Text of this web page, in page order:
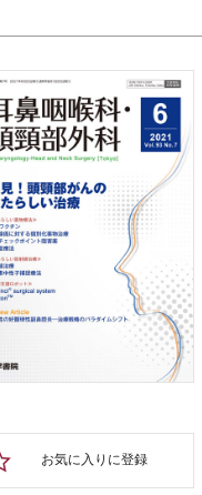
お気に入りに登録